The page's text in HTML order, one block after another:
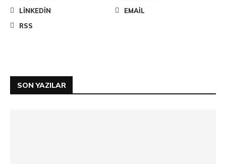
LINKEDIN
EMAIL
RSS
SON YAZILAR